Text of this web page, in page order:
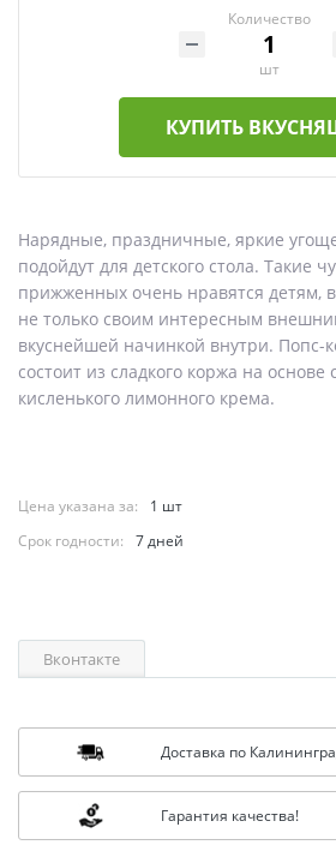
Количество
шт
КУПИТЬ
Нарядные, праздничные, яркие
подойдут для детского стола. Такие
прижженных очень нравятся детям,
не только своим интересным
вкуснейшей начинкой внутри. Попс-
состоит из сладкого коржа на
кисленького лимонного крема.
Цена указана за:
1 шт
Срок годности:
7 дней
Вконтакте
Доставка по
Гарантия качества!